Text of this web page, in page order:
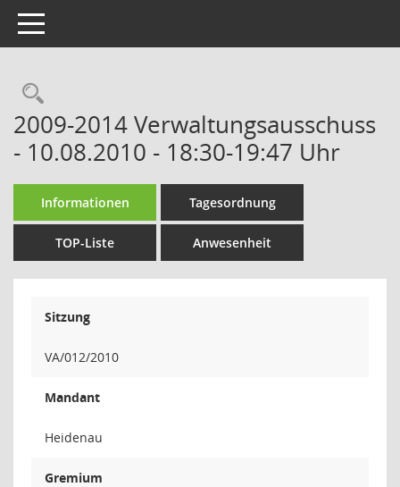
Toggle navigation
Rechercheauswahl
2009-2014 Verwaltungsausschuss
- 10.08.2010 - 18:30-19:47 Uhr
Informationen Tagesordnung
TOP-Liste Anwesenheit
Sitzung
VA/012/2010
Mandant
Heidenau
Gremium